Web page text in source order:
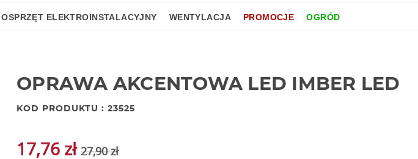
OSPRZĘT ELEKTROINSTALACYJNY WENTYLACJA PROMOCJE OGRÓD
OPRAWA AKCENTOWA LED IMBER LED
KOD PRODUKTU : 23525
17,76 zł 27,90 zł